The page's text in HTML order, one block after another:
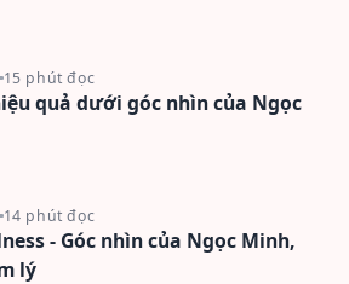
15 phút đọc
quả dưới góc nhìn của Ngọc
14 phút đọc
- Góc nhìn của Ngọc Minh,
lý